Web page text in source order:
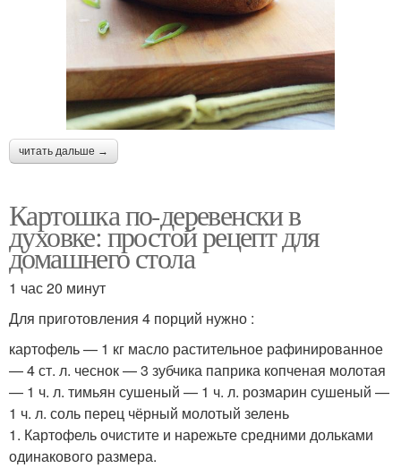
читать дальше →
Картошка по-деревенски в
духовке: простой рецепт для
домашнего стола
1 час 20 минут
Для приготовления 4 порций нужно :
картофель — 1 кг масло растительное рафинированное
— 4 ст. л. чеснок — 3 зубчика паприка копченая молотая
— 1 ч. л. тимьян сушеный — 1 ч. л. розмарин сушеный —
1 ч. л. соль перец чёрный молотый зелень
1. Картофель очистите и нарежьте средними дольками
одинакового размера.